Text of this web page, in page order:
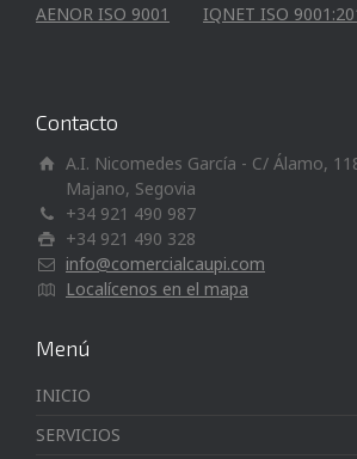
AENOR ISO 9001 IQNET ISO
Contacto
A.I. Nicomedes García - C/ Álamo,
Majano, Segovia
+34 921 490 987
+34 921 490 328
info@comercialcaupi.com
Localícenos en el mapa
Menú
INICIO
SERVICIOS